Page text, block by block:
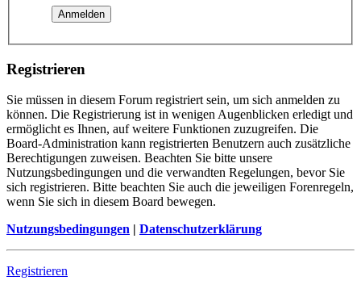
Registrieren
Sie müssen in diesem Forum registriert sein, um sich anmelden zu
können. Die Registrierung ist in wenigen Augenblicken erledigt und
ermöglicht es Ihnen, auf weitere Funktionen zuzugreifen. Die
Board-Administration kann registrierten Benutzern auch zusätzliche
Berechtigungen zuweisen. Beachten Sie bitte unsere
Nutzungsbedingungen und die verwandten Regelungen, bevor Sie
sich registrieren. Bitte beachten Sie auch die jeweiligen Forenregeln,
wenn Sie sich in diesem Board bewegen.
Nutzungsbedingungen | Datenschutzerklärung
Registrieren